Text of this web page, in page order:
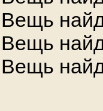
Вещь
Вещь
Вещь